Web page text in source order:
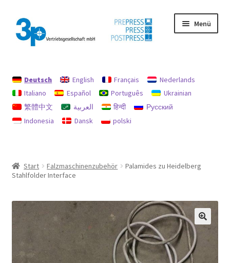
Zur
Navigation
springen
Zum
Inhalt
springen
Menü
Datenschutz
Gebrauchtmaschinen
Deutsch English Français
Nederlands
Italiano
Español Português
Ukrainian
繁體中文
العربية हिन्दी
Русский
Indonesia
Dansk polski
Start Falzmaschinenzubehör
Palamides zu Heidelberg
Stahlfolder Interface